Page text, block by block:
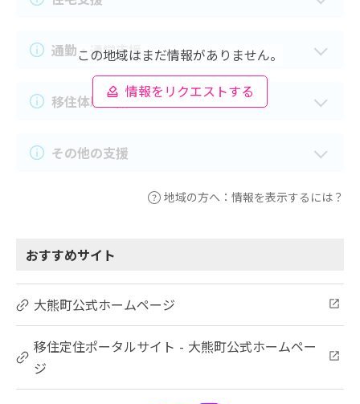
この地域はまだ情報がありません。
情報をリクエストする
通勤・通学支援
移住体験支援
その他の支援
地域の方へ：情報を表示するには？
おすすめサイト
大熊町公式ホームページ
移住定住ポータルサイト - 大熊町公式ホームペー
ジ